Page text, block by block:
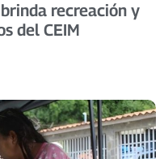
recreación y
del CEIM